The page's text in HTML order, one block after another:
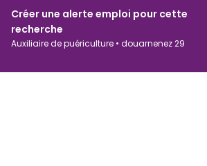
Créer une alerte emploi pour cette
recherche
Auxiliaire de puériculture • douarnenez 29